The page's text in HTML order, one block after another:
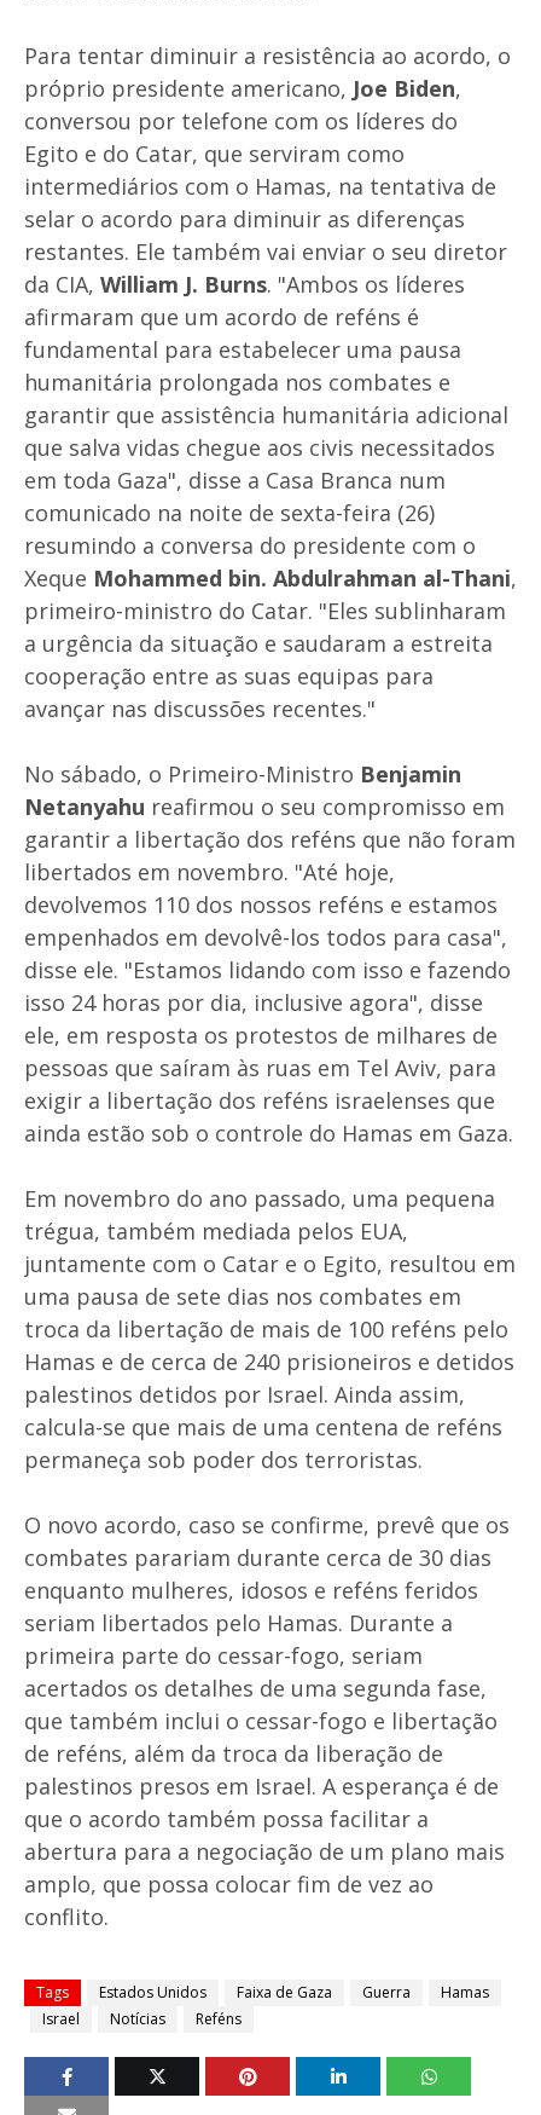
Para tentar diminuir a resistência ao acordo, o
próprio presidente americano, Joe Biden,
conversou por telefone com os líderes do
Egito e do Catar, que serviram como
intermediários com o Hamas, na tentativa de
selar o acordo para diminuir as diferenças
restantes. Ele também vai enviar o seu diretor
da CIA, William J. Burns. "Ambos os líderes
afirmaram que um acordo de reféns é
fundamental para estabelecer uma pausa
humanitária prolongada nos combates e
garantir que assistência humanitária adicional
que salva vidas chegue aos civis necessitados
em toda Gaza", disse a Casa Branca num
comunicado na noite de sexta-feira (26)
resumindo a conversa do presidente com o
Xeque Mohammed bin. Abdulrahman al-Thani,
primeiro-ministro do Catar. "Eles sublinharam
a urgência da situação e saudaram a estreita
cooperação entre as suas equipas para
avançar nas discussões recentes."
No sábado, o Primeiro-Ministro Benjamin
Netanyahu reafirmou o seu compromisso em
garantir a libertação dos reféns que não foram
libertados em novembro. "Até hoje,
devolvemos 110 dos nossos reféns e estamos
empenhados em devolvê-los todos para casa",
disse ele. "Estamos lidando com isso e fazendo
isso 24 horas por dia, inclusive agora", disse
ele, em resposta os protestos de milhares de
pessoas que saíram às ruas em Tel Aviv, para
exigir a libertação dos reféns israelenses que
ainda estão sob o controle do Hamas em Gaza.
Em novembro do ano passado, uma pequena
trégua, também mediada pelos EUA,
juntamente com o Catar e o Egito, resultou em
uma pausa de sete dias nos combates em
troca da libertação de mais de 100 reféns pelo
Hamas e de cerca de 240 prisioneiros e detidos
palestinos detidos por Israel. Ainda assim,
calcula-se que mais de uma centena de reféns
permaneça sob poder dos terroristas.
O novo acordo, caso se confirme, prevê que os
combates parariam durante cerca de 30 dias
enquanto mulheres, idosos e reféns feridos
seriam libertados pelo Hamas. Durante a
primeira parte do cessar-fogo, seriam
acertados os detalhes de uma segunda fase,
que também inclui o cessar-fogo e libertação
de reféns, além da troca da liberação de
palestinos presos em Israel. A esperança é de
que o acordo também possa facilitar a
abertura para a negociação de um plano mais
amplo, que possa colocar fim de vez ao
conflito.
Tags Estados Unidos Faixa de Gaza Guerra
Hamas
Israel
Notícias Reféns